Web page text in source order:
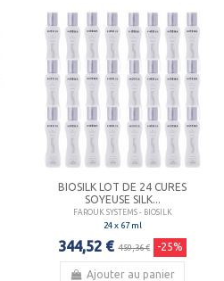
BIOSILK LOT DE 24 CURES
SOYEUSE SILK...
FAROUK SYSTEMS - BIOSILK
24 x 67 ml
344,52 € 459,36 € -25%
Ajouter au panier